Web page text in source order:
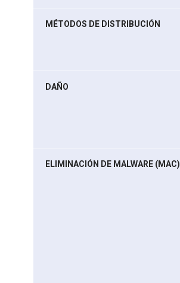
MÉTODOS DE DISTRIBUCIÓN
DAÑO
ELIMINACIÓN DE MALWARE (MAC)